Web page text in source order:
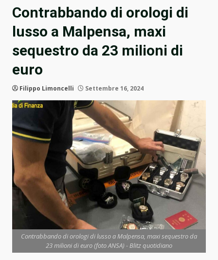
Contrabbando di orologi di
lusso a Malpensa, maxi
sequestro da 23 milioni di
euro
Filippo Limoncelli Settembre 16, 2024
Contrabbando di orologi di lusso a Malpensa, maxi sequestro da
23 milioni di euro (foto ANSA) - Blitz quotidiano